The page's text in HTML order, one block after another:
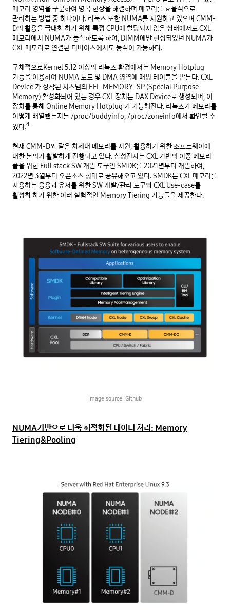
메모리 영역을 구분하여 병목 현상을 해결하며 메모리를 효율적으로
관리하는 방법 중 하나이다. 리눅스 또한 NUMA를 지원하고 있으며 CMM-
D의 활용을 극대화 하기 위해 특정 CPU에 할당되지 않은 상태에서도 CXL
메모리에서 NUMA가 동작하도록 하여, DIMM에만 한정되었던 NUMA가
CXL 메모리로 연결된 디바이스에서도 동작이 가능하다.
구체적으로Kernel 5.12 이상의 리눅스 환경에서는 Memory Hotplug
기능을 이용하여 NUMA 노드 및 DMA 영역에 매핑 테이블을 만든다. CXL
Device 가 장착된 시스템의 EFI_MEMORY_SP (Special Purpose
Memory) 활성화되어 있는 경우 CXL 장치는 DAX Device로 생성되며, 이
장치를 통해 Online Memory Hotplug 가 가능해진다. 리눅스가 메모리를
어떻게 배열했는지는 /proc/buddyinfo, /proc/zoneinfo에서 확인할 수
있다.4
현재 CMM-D와 같은 차세대 메모리를 지원, 활용하기 위한 소프트웨어에
대한 논의가 활발하게 진행되고 있다. 삼성전자는 CXL 기반의 이종 메모리
풀을 위한 Full stack SW 개발 도구인 SMDK를 2021년부터 개발하여,
2022년 3월부터 오픈소스 형태로 공유해오고 있다. SMDK는 CXL 메모리를
사용하는 응용과 유저를 위한 SW 개발/관리 도구와 CXL Use-case를
활성화 하기 위한 여러 실험적인 Memory Tiering 기능들을 제공한다.
Image source: Github
NUMA기반으로 더욱 최적화된 데이터 처리: Memory
Tiering&Pooling